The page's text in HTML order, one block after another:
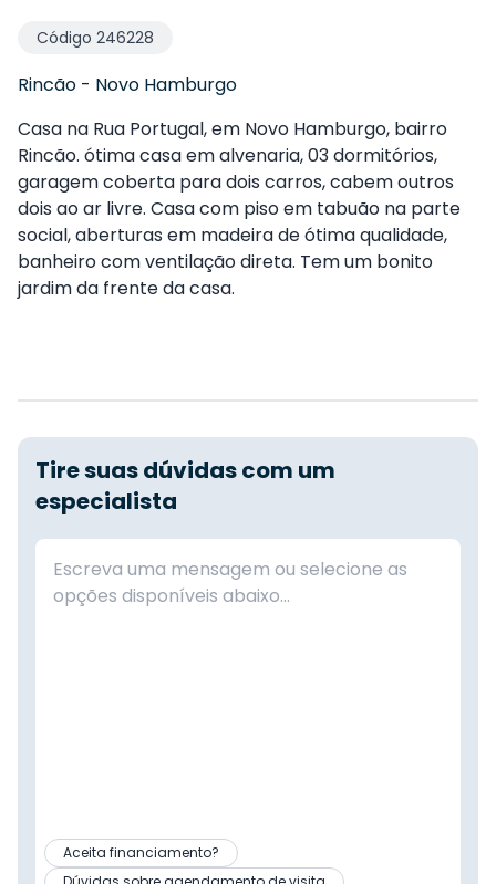
Código 246228
Rincão - Novo Hamburgo
Casa na Rua Portugal, em Novo Hamburgo, bairro
Rincão. ótima casa em alvenaria, 03 dormitórios,
garagem coberta para dois carros, cabem outros
dois ao ar livre. Casa com piso em tabuão na parte
social, aberturas em madeira de ótima qualidade,
banheiro com ventilação direta. Tem um bonito
jardim da frente da casa.
Tire suas dúvidas com um
especialista
Aceita financiamento?